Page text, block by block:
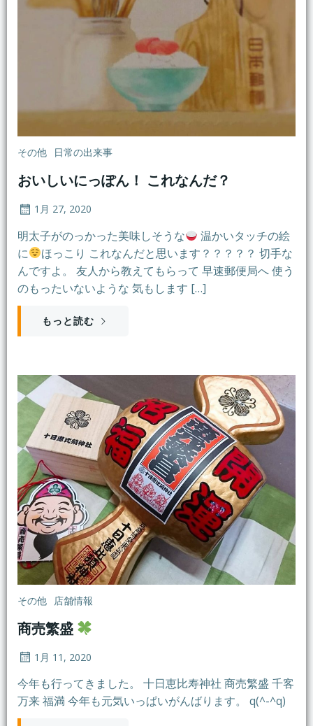
その他 日常の出来事
おいしいにっぽん！ これなんだ？
1月 27, 2020
明太子がのっかった美味しそうな
温かいタッチの絵
に
ほっこり これなんだと思います？？？？？ 切手な
んですよ。 友人から教えてもらって 早速郵便局へ 使う
のもったいないような 気もします […]
もっと読む
その他 店舗情報
商売繁盛
1月 11, 2020
今年も行ってきました。 十日恵比寿神社 商売繁盛 千客
万来 福満 今年も元気いっぱいがんばります。 q(^-^q)